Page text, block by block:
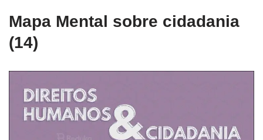
Mapa Mental sobre cidadania
(14)